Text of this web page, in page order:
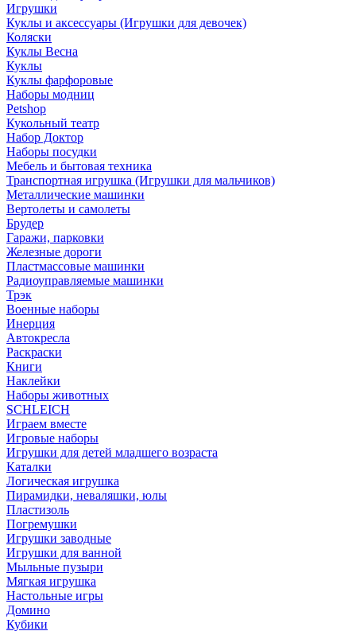
Игрушки
Куклы и аксессуары (Игрушки для девочек)
Коляски
Куклы Весна
Куклы
Куклы фарфоровые
Наборы модниц
Petshop
Кукольный театр
Набор Доктор
Наборы посудки
Мебель и бытовая техника
Транспортная игрушка (Игрушки для мальчиков)
Металлические машинки
Вертолеты и самолеты
Брудер
Гаражи, парковки
Железные дороги
Пластмассовые машинки
Радиоуправляемые машинки
Трэк
Военные наборы
Инерция
Автокресла
Раскраски
Книги
Наклейки
Наборы животных
SCHLEICH
Играем вместе
Игровые наборы
Игрушки для детей младшего возраста
Каталки
Логическая игрушка
Пирамидки, неваляшки, юлы
Пластизоль
Погремушки
Игрушки заводные
Игрушки для ванной
Мыльные пузыри
Мягкая игрушка
Настольные игры
Домино
Кубики